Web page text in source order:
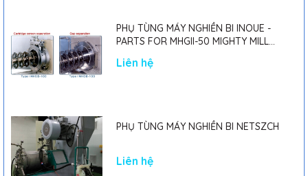
PHỤ TÙNG MÁY NGHIỀN BI INOUE -
PARTS FOR MHGII-50 MIGHTY MILL
Liên hệ
PHỤ TÙNG MÁY NGHIỀN BI NETSZCH
Liên hệ